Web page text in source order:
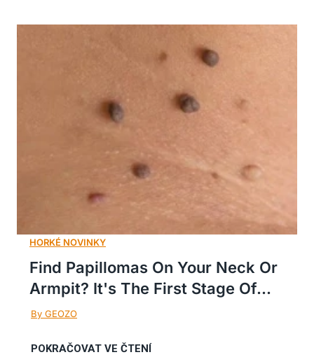
Find Papillomas On Your Neck Or
Armpit? It's The First Stage Of...